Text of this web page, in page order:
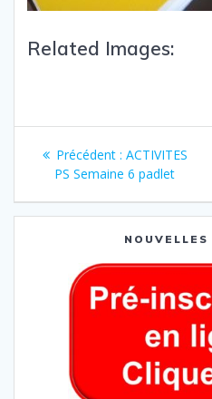
Related Images:
Précédent : ACTIVITES
PS Semaine 6 padlet